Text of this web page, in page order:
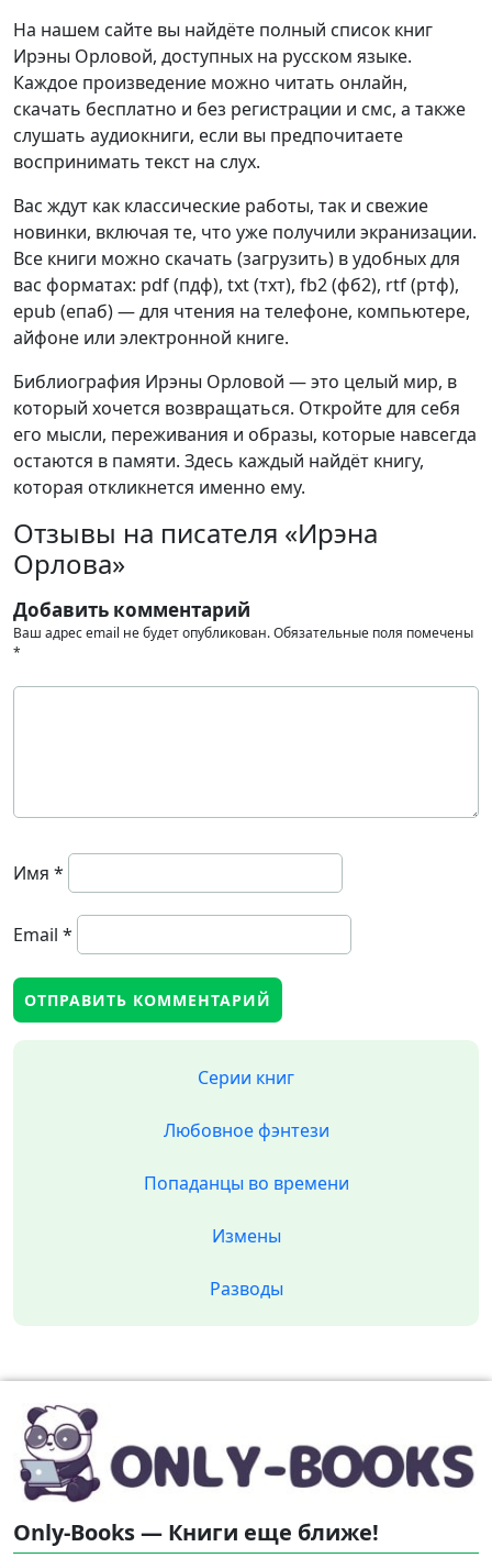
На нашем сайте вы найдёте полный список книг
Ирэны Орловой, доступных на русском языке.
Каждое произведение можно читать онлайн,
скачать бесплатно и без регистрации и смс, а также
слушать аудиокниги, если вы предпочитаете
воспринимать текст на слух.
Вас ждут как классические работы, так и свежие
новинки, включая те, что уже получили экранизации.
Все книги можно скачать (загрузить) в удобных для
вас форматах: pdf (пдф), txt (тхт), fb2 (фб2), rtf (ртф),
epub (епаб) — для чтения на телефоне, компьютере,
айфоне или электронной книге.
Библиография Ирэны Орловой — это целый мир, в
который хочется возвращаться. Откройте для себя
его мысли, переживания и образы, которые навсегда
остаются в памяти. Здесь каждый найдёт книгу,
которая откликнется именно ему.
Отзывы на писателя «Ирэна
Орлова»
Добавить комментарий
Ваш адрес email не будет опубликован.Обязательные поля помечены
*
Имя *
Email *
Серии книг
Любовное фэнтези
Попаданцы во времени
Измены
Разводы
Only-Books — Книги еще ближе!